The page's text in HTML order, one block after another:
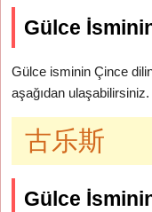
Gülce
Gülce isminin Çince
aşağıdan
古乐斯
Gülce